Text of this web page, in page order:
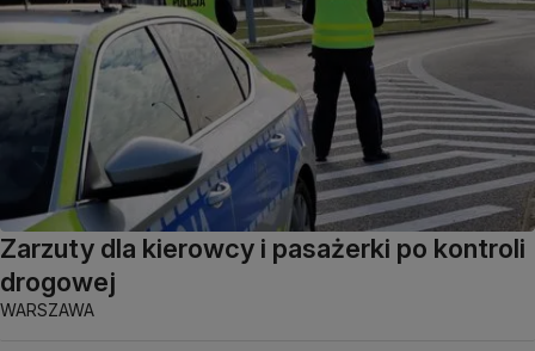
Zarzuty dla kierowcy i pasażerki po kontroli
drogowej
WARSZAWA